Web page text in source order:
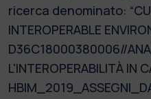
ricerca denominato:
INTEROPERABLE
D36C18000380006//
L'INTEROPERABILITÀ IN